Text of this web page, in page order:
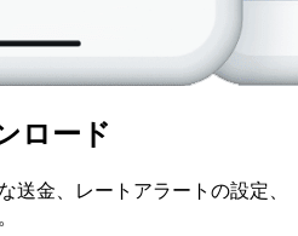
ロード
送金、レートアラートの設定、